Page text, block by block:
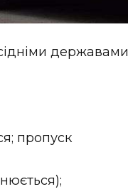
державами
пропуск